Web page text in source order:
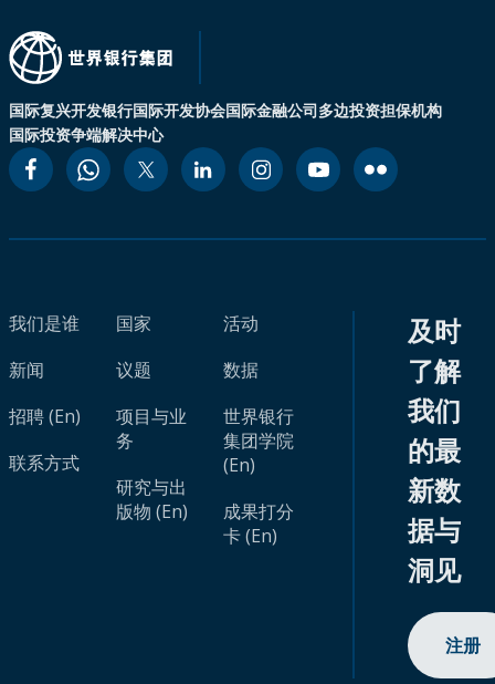
国际复兴开发银行国际开发协会国际金融公司多边投资担保机构
国际投资争端解决中心
我们是谁
新闻
招聘 (En)
联系方式
国家
议题
项目与业
务
研究与出
版物 (En)
活动
数据
世界银行
集团学院
(En)
成果打分
卡 (En)
及时
了解
我们
的最
新数
据与
洞见
注册